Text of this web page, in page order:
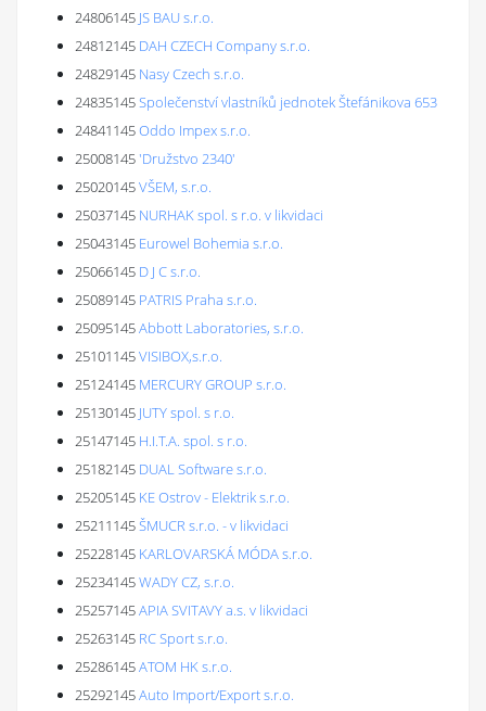
24806145 JS BAU s.r.o.
24812145 DAH CZECH Company s.r.o.
24829145 Nasy Czech s.r.o.
24835145Společenství vlastníků jednotek Štefánikova 653
24841145Oddo Impex s.r.o.
25008145'Družstvo 2340'
25020145VŠEM, s.r.o.
25037145 NURHAK spol. s r.o. v likvidaci
25043145 Eurowel Bohemia s.r.o.
25066145 D J C s.r.o.
25089145 PATRIS Praha s.r.o.
25095145Abbott Laboratories, s.r.o.
25101145VISIBOX,s.r.o.
25124145 MERCURY GROUP s.r.o.
25130145 JUTY spol. s r.o.
25147145 H.I.T.A. spol. s r.o.
25182145 DUAL Software s.r.o.
25205145 KE Ostrov - Elektrik s.r.o.
25211145ŠMUCR s.r.o. - v likvidaci
25228145 KARLOVARSKÁ MÓDA s.r.o.
25234145WADY CZ, s.r.o.
25257145APIA SVITAVY a.s. v likvidaci
25263145 RC Sport s.r.o.
25286145ATOM HK s.r.o.
25292145Auto Import/Export s.r.o.